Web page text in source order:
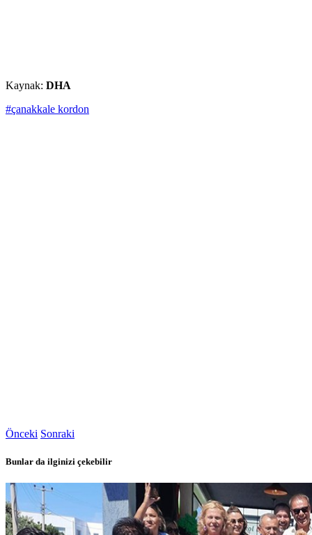
Kaynak: DHA
#çanakkale kordon
Önceki Sonraki
Bunlar da ilginizi çekebilir